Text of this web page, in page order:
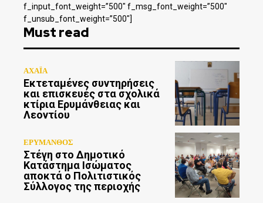
f_input_font_weight=”500″ f_msg_font_weight=”500″
f_unsub_font_weight=”500″]
Must read
ΑΧΑΪΑ
Εκτεταμένες συντηρήσεις
και επισκευές στα σχολικά
κτίρια Ερυμάνθειας και
Λεοντίου
ΕΡΥΜΑΝΘΟΣ
Στέγη στο Δημοτικό
Κατάστημα Ισώματος
αποκτά ο Πολιτιστικός
Σύλλογος της περιοχής